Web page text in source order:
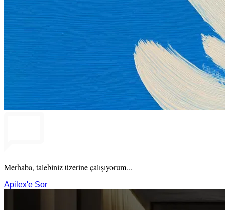
Merhaba, talebiniz üzerine çalışıyorum...
Apilex'e Sor